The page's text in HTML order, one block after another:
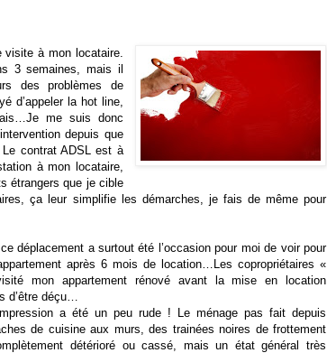
à mon locataire.
3 semaines, mais il
des problèmes de
d’appeler la hot line,
me suis donc
depuis que
contrat ADSL est à
à mon locataire,
étrangers que je cible
ça leur simplifie les démarches, je fais de même pour
déplacement a surtout été l’occasion pour moi de voir pour
après 6 mois de location…Les copropriétaires «
mon appartement rénové avant la mise en location
d’être déçu…
a été un peu rude ! Le ménage pas fait depuis
de cuisine aux murs, des trainées noires de frottement
détérioré ou cassé, mais un état général très